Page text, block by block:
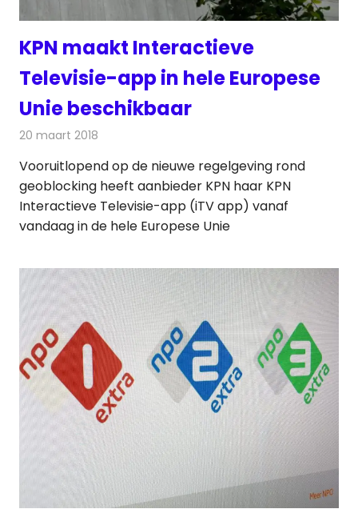
KPN maakt Interactieve
Televisie-app in hele Europese
Unie beschikbaar
20 maart 2018
Vooruitlopend op de nieuwe regelgeving rond
geoblocking heeft aanbieder KPN haar KPN
Interactieve Televisie-app (iTV app) vanaf
vandaag in de hele Europese Unie